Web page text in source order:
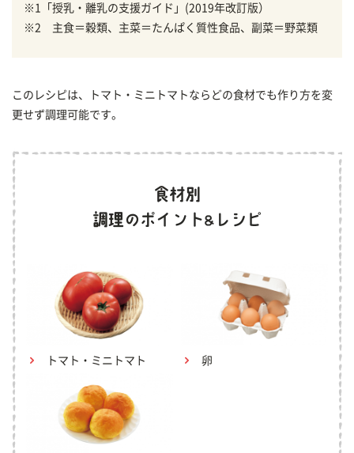
※1「授乳・離乳の支援ガイド」(2019年改訂版）
※2 主食＝穀類、主菜＝たんぱく質性食品、副菜＝野菜類
このレシピは、トマト・ミニトマトならどの食材でも作り方を変
更せず調理可能です。
トマト・ミニトマト 卵